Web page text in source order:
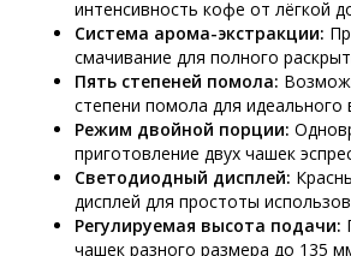
интенсивность кофе от лёгкой
Система арома-экстракции:
смачивание для полного
Пять степеней помола:
степени помола для идеального
Режим двойной порции:
приготовление двух чашек
Светодиодный дисплей:
дисплей для простоты
Регулируемая высота подачи:
чашек разного размера до 135